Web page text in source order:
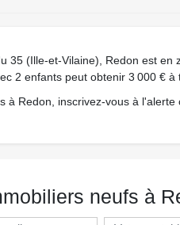
35 (Ille-et-Vilaine), Redon est
2 enfants peut obtenir 3 000 €
à Redon, inscrivez-vous à l'alerte
neufs à